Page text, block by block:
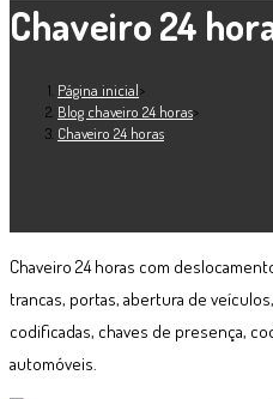
Chaveiro 24
Página inicial>
Blog chaveiro 24 horas>
Chaveiro 24 horas
Chaveiro 24 horas com
trancas, portas, abertura de
codificadas, chaves de presença,
automóveis.